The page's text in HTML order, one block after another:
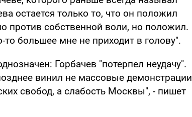
остается только то, что он положил
против собственной воли, но положил.
то большее мне не приходит в голову".
Горбачев "потерпел неудачу".
винил не массовые демонстрации
свобод, а слабость Москвы", - пишет